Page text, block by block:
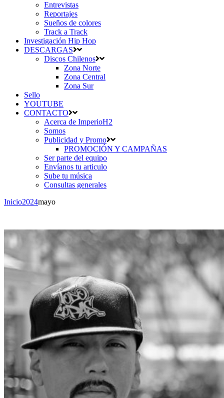
Entrevistas
Reportajes
Sueños de colores
Track a Track
Investigación Hip Hop
DESCARGAS
Discos Chilenos
Zona Norte
Zona Central
Zona Sur
Sello
YOUTUBE
CONTACTO
Acerca de ImperioH2
Somos
Publicidad y Promo
PROMOCIÓN Y CAMPAÑAS
Ser parte del equipo
Envíanos tu articulo
Sube tu música
Consultas generales
Inicio2024mayo